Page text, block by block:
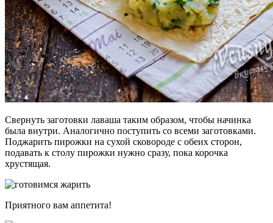
Свернуть заготовки лаваша таким образом, чтобы начинка
была внутри. Аналогично поступить со всеми заготовками.
Поджарить пирожки на сухой сковороде с обеих сторон,
подавать к столу пирожки нужно сразу, пока корочка
хрустящая.
Приятного вам аппетита!